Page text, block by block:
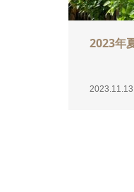
2023年
2023.11.13